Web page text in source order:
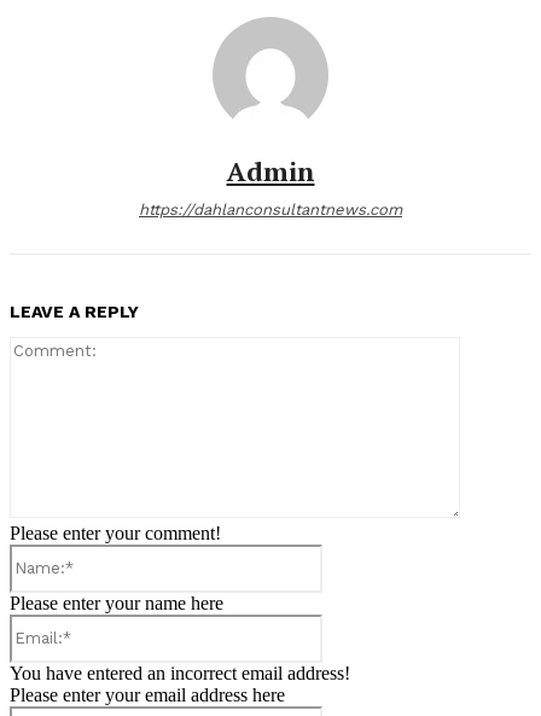
Admin
https://dahlanconsultantnews.com
LEAVE A REPLY
Please enter your comment!
Please enter your name here
You have entered an incorrect email address!
Please enter your email address here